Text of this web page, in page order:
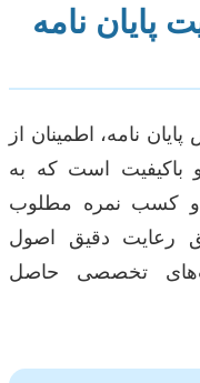
پایان نامه
نامه، اطمینان از
باکیفیت است که به
و کسب نمره مطلوب
رعایت دقیق اصول
تخصصی حاصل